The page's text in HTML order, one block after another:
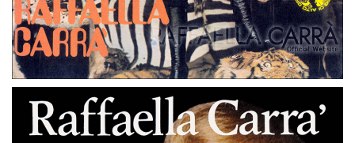
45 GIRI PAESI BASSI
RUMORE